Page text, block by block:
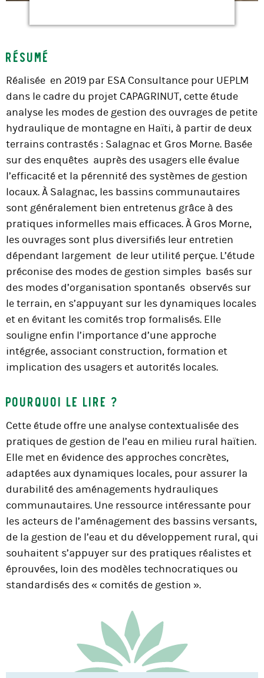
Résumé
Réalisée en 2019 par ESA Consultance pour UEPLM
dans le cadre du projet CAPAGRINUT, cette étude
analyse les modes de gestion des ouvrages de petite
hydraulique de montagne en Haïti, à partir de deux
terrains contrastés : Salagnac et Gros Morne. Basée
sur des enquêtes auprès des usagers elle évalue
l’efficacité et la pérennité des systèmes de gestion
locaux. À Salagnac, les bassins communautaires
sont généralement bien entretenus grâce à des
pratiques informelles mais efficaces. À Gros Morne,
les ouvrages sont plus diversifiés leur entretien
dépendant largement de leur utilité perçue. L’étude
préconise des modes de gestion simples basés sur
des modes d’organisation spontanés observés sur
le terrain, en s’appuyant sur les dynamiques locales
et en évitant les comités trop formalisés. Elle
souligne enfin l’importance d’une approche
intégrée, associant construction, formation et
implication des usagers et autorités locales.
Pourquoi le lire ?
Cette étude offre une analyse contextualisée des
pratiques de gestion de l’eau en milieu rural haïtien.
Elle met en évidence des approches concrètes,
adaptées aux dynamiques locales, pour assurer la
durabilité des aménagements hydrauliques
communautaires. Une ressource intéressante pour
les acteurs de l’aménagement des bassins versants,
de la gestion de l’eau et du développement rural, qui
souhaitent s’appuyer sur des pratiques réalistes et
éprouvées, loin des modèles technocratiques ou
standardisés des « comités de gestion ».